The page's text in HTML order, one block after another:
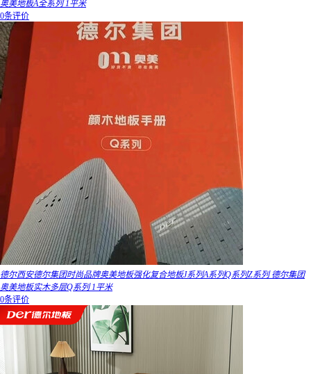
奥美地板A全系列 1平米
0条评价
德尔西安德尔集团时尚品牌奥美地板强化复合地板J系列A系列Q系列Z系列 德尔集团
奥美地板实木多层Q系列 1平米
0条评价